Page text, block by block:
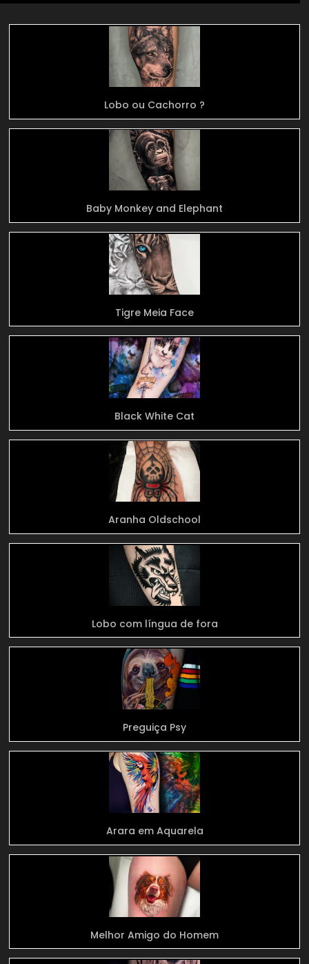
Lobo ou Cachorro ?
Baby Monkey and Elephant
Tigre Meia Face
Black White Cat
Aranha Oldschool
Lobo com língua de fora
Preguiça Psy
Arara em Aquarela
Melhor Amigo do Homem